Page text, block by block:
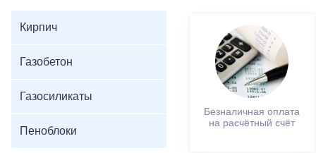
Кирпич
Газобетон
Газосиликаты
Пеноблоки
Безналичная оплата
на расчётный счёт